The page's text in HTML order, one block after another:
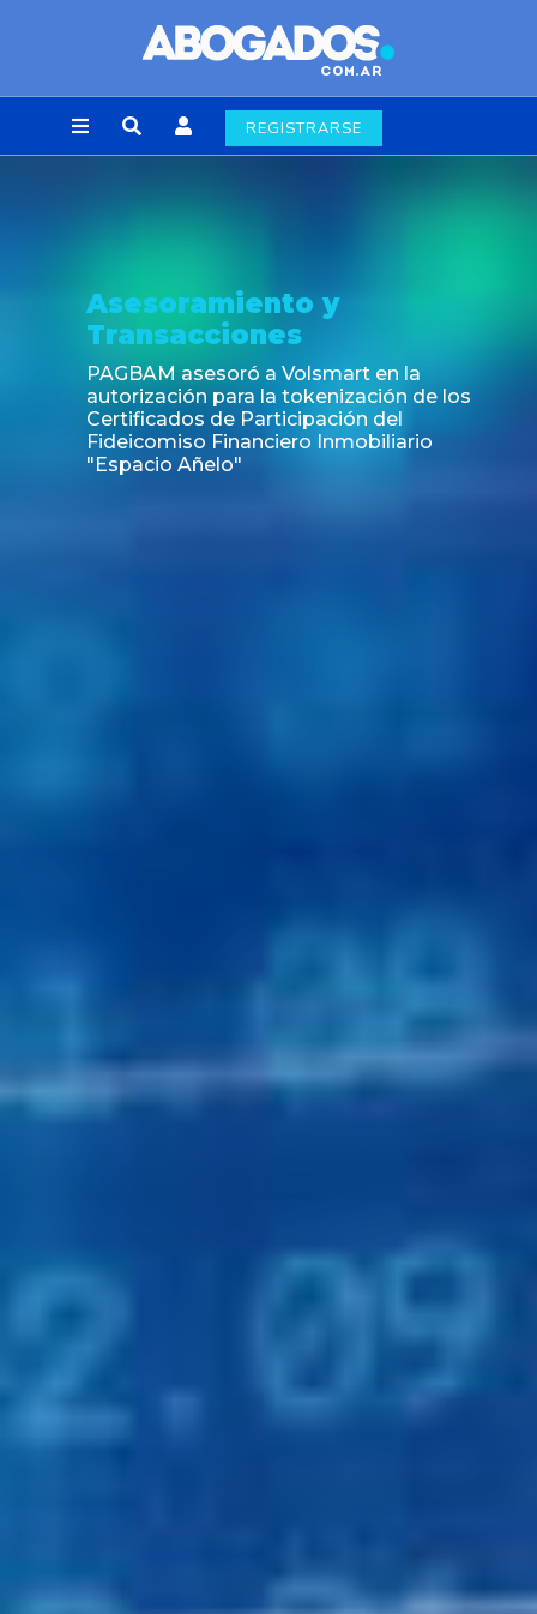
REGISTRARSE
Asesoramiento y
Transacciones
PAGBAM asesoró a Volsmart en la
autorización para la tokenización de los
Certificados de Participación del
Fideicomiso Financiero Inmobiliario
"Espacio Añelo"